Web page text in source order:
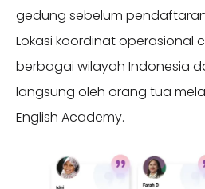
gedung sebelum
Lokasi koordinat operasional
berbagai wilayah Indonesia
langsung oleh orang tua
English Academy.